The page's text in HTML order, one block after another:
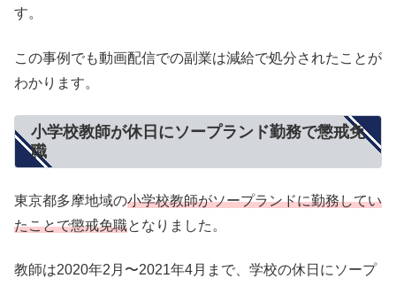
す。
この事例でも動画配信での副業は減給で処分されたことが
わかります。
小学校教師が休日にソープランド勤務で懲戒免
職
東京都多摩地域の小学校教師がソープランドに勤務してい
たことで懲戒免職となりました。
教師は2020年2月〜2021年4月まで、学校の休日にソープ